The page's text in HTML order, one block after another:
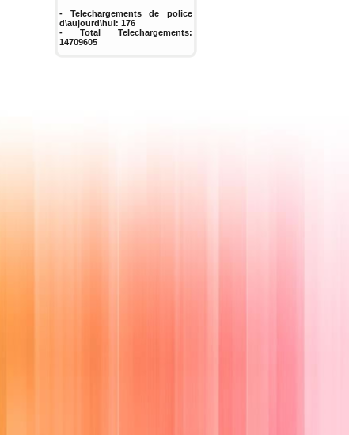
- Telechargements de police
d\aujourd\hui: 176
- Total Telechargements:
14709605